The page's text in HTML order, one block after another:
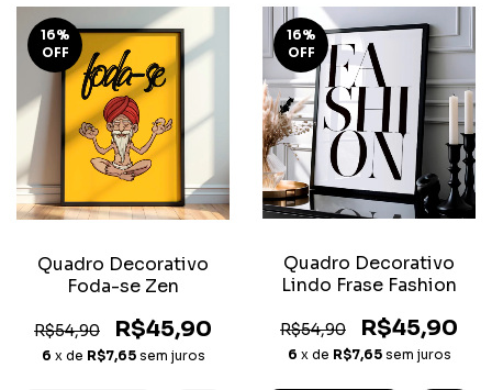
16%
OFF
Quadro Decorativo
Foda-se Zen
R$54,90 R$45,90
6 x de R$7,65 sem juros
16%
OFF
Quadro Decorativo
Lindo Frase Fashion
R$54,90 R$45,90
6 x de R$7,65 sem juros